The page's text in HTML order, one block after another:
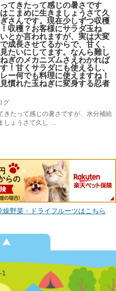
てきたって感じの暑さです
こまめに生きましょうさて久
さんです。現在少しずつ収穫
収穫？お客様にサラダ玉ね
とか言われますが、実は大変
成長させてるからで、甘く、
たいにしてます。なんら難し
ぎのメカニズムさえわかれば
！甘くサラダにも使えるし、
ー何でも料理に使えますね！
慣れた玉ねぎに変身する忍者
グ
きたって感じの暑さですが、水分補給
しょうさて久し ...
野菜・ドライフルーツはこちら
1